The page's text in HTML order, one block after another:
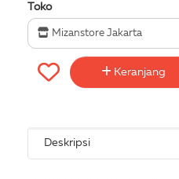
Toko
Mizanstore Jakarta
Keranjang
Deskripsi